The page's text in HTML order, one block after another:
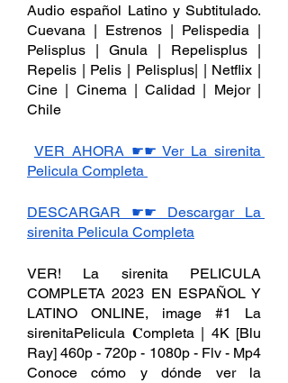
Audio español Latino y Subtitulado.
Cuevana | Estrenos | Pelispedia |
Pelisplus | Gnula | Repelisplus |
Repelis | Pelis | Pelisplus| | Netflix |
Cine | Cinema | Calidad | Mejor |
Chile
VER AHORA ☛☛ Ver La sirenita
Pelicula Completa
DESCARGAR ☛☛ Descargar La
sirenita Pelicula Completa
VER! La sirenita PELICULA
COMPLETA 2023 EN ESPAÑOL Y
LATINO ONLINE, image #1 La
sirenitaPelicula 𝐂ompleta | 4K [Blu
Ray] 460p - 720p - 1080p - Flv - Mp4
Conoce cómo y dónde ver la